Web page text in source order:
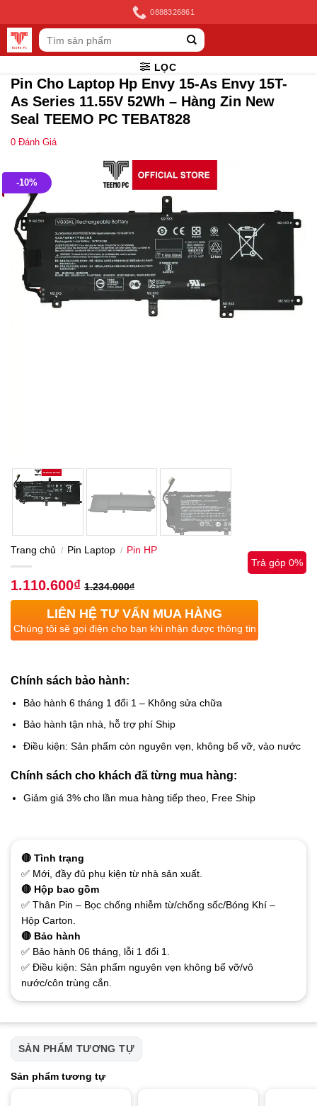
to
content
0888326861
Tìm
kiếm:
LỌC
Pin Cho Laptop Hp Envy 15-As Envy 15T-
As Series 11.55V 52Wh – Hàng Zin New
Seal TEEMO PC TEBAT828
0 Đánh Giá
-10%
Trang chủ / Pin Laptop / Pin HP
1.110.600₫ 1.234.000₫
Trả góp 0%
LIÊN HỆ TƯ VẤN MUA HÀNG
Chúng tôi sẽ gọi điện cho bạn khi nhận được thông tin
Chính sách bảo hành:
Bảo hành 6 tháng 1 đổi 1 – Không sửa chữa
Bảo hành tận nhà, hỗ trợ phí Ship
Điều kiện: Sản phẩm còn nguyên vẹn, không bể vỡ, vào nước
Chính sách cho khách đã từng mua hàng:
Giảm giá 3% cho lần mua hàng tiếp theo, Free Ship
🔴 Tình trạng
✅ Mới, đầy đủ phụ kiện từ nhà sản xuất.
🔴 Hộp bao gồm
✅ Thân Pin – Bọc chống nhiễm từ/chống sốc/Bóng Khí –
Hộp Carton.
🔴 Bảo hành
✅ Bảo hành 06 tháng, lỗi 1 đổi 1.
✅ Điều kiện: Sản phẩm nguyên vẹn không bể vỡ/vô
nước/côn trùng cắn.
SẢN PHẨM TƯƠNG TỰ
Sản phẩm tương tự